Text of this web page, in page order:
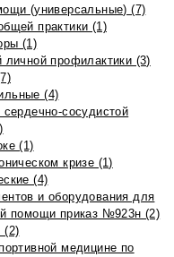
(универсальные) (7)
практики (1)
(1)
личной профилактики (3)
(4)
сосудистой
(1)
кризе (1)
(4)
и оборудования для
помощи приказ №923н (2)
(2)
медицине по